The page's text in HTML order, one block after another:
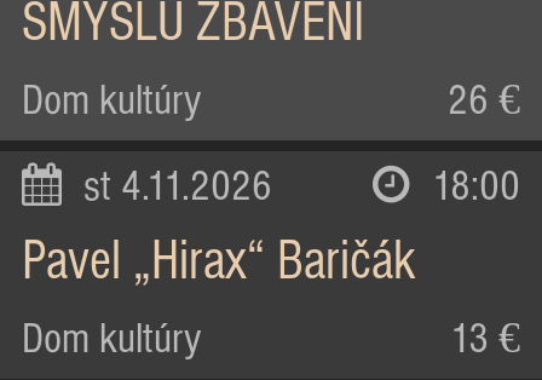
SMYSLŮ ZBAVENÍ
Dom kultúry 26 €
st 4.11.2026 18:00
Pavel „Hirax“ Baričák
Dom kultúry 13 €